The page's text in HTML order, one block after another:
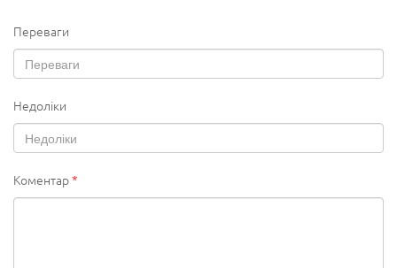
Переваги
Недоліки
Коментар*